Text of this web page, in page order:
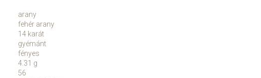
arany
fehér arany
14 karát
gyémánt
fényes
4.31 g
56